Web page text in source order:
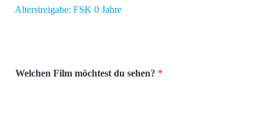
Alterstreigabe: FSK 0 Jahre
Welchen Film möchtest du sehen? *